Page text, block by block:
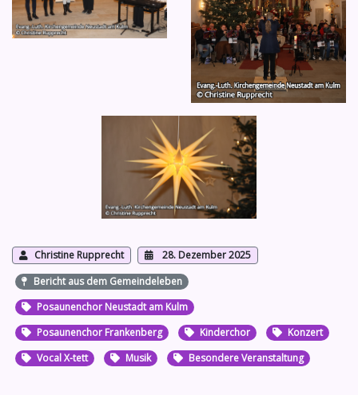
Christine Rupprecht
28. Dezember 2025
Bericht aus dem Gemeindeleben
Posaunenchor Neustadt am Kulm
Posaunenchor Frankenberg
Kinderchor
Konzert
Vocal X-tett
Musik Besondere Veranstaltung